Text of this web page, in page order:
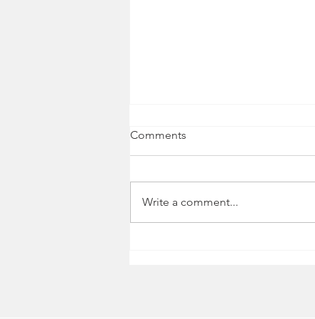
Comments
Write a comment...